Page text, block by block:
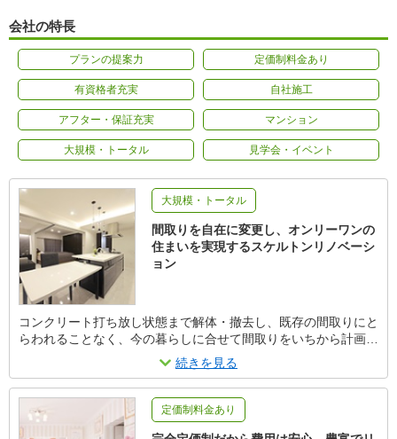
会社の特長
プランの提案力 定価制料金あり
有資格者充実 自社施工
アフター・保証充実 マンション
大規模・トータル 見学会・イベント
大規模・トータル
間取りを自在に変更し、オンリーワンの
住まいを実現するスケルトンリノベーシ
ョン
コンクリート打ち放し状態まで解体・撤去し、既存の間取りにと
らわれることなく、今の暮らしに合せて間取りをいちから計画で
きるのがスケルトンリノベーションです。普段は見えない床下・
天井裏・壁内の老朽化した配管・配線なども全て一新するので末
永く安心。仮住まいは、住友不動産の高級賃貸マンションを敷
金・礼金なしの特別賃料でご提供（首都圏エリア）するほか、仮
住まい用マンション（有償）をご用意・あっせんします。
続きを見る
定価制料金あり